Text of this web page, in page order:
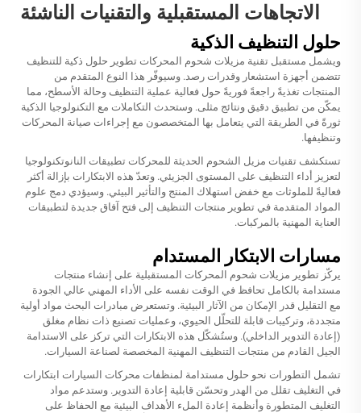
الاتجاهات المستقبلية والتقنيات الناشئة
حلول التنظيف الذكية
ويشمل مستقبل تقنية مزيلات شحوم المحركات تطوير حلول ذكية للتنظيف
تتضمن أجهزة استشعار وقدرات رصد. وسيوفّر هذا النوع المتقدم من
المنتجات تغذيةً راجعةً فوريةً حول فعالية عملية التنظيف وحالة الأسطح، مما
يمكّن من تطبيق دقيق ونتائج مثلى. وستحدث التكاملات مع التكنولوجيا الذكية
ثورةً في الطريقة التي يتعامل بها المتخصصون مع إجراءات صيانة المحركات
وتنظيفها.
تستكشف تقنيات مزيل الشحوم الحديثة للمحركات تطبيقات النانوتكنولوجيا
لتعزيز أداء التنظيف على المستوى الجزيئي. وتعدّ هذه الابتكارات بإزالة أكثر
فعاليةً للملوثات مع خفض استهلاك المنتج والتأثير البيئي. وسيؤدي دمج علوم
المواد المتقدمة في تطوير منتجات التنظيف إلى فتح آفاق جديدة لتطبيقات
العناية المهنية بالمركبات.
مسارات الابتكار المستدام
يركّز تطوير مزيلات شحوم المحركات المستقبلية على إنشاء منتجات
مستدامة بالكامل تحافظ في الوقت نفسه على الأداء المهني عالي الجودة
مع التقليل قدر الإمكان من الآثار البيئية. وتستعرض مبادرات البحث مواد أولية
متجددة، وتركيبات قابلة للتحلّل الحيوي، وعمليات تصنيع ذات نظام مغلق
(إعادة التدوير الداخلي). وستُشكّل هذه الابتكارات التي تركز على الاستدامة
الجيل القادم من منتجات التنظيف المهنية المخصصة لصناعة السيارات.
تشمل التطورات نحو حلول مستدامة لمنظفات محركات السيارات ابتكارات
في التغليف تقلل من الهدر وتحسّن قابلية إعادة التدوير. وستدعم مواد
التغليف المتطورة وأنظمة إعادة الملء الأهداف البيئية مع الحفاظ على